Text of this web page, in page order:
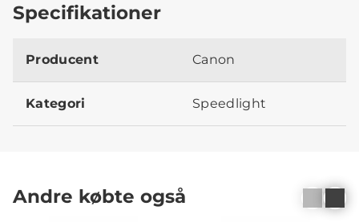
Specifikationer
Producent Canon
Kategori Speedlight
Andre købte også